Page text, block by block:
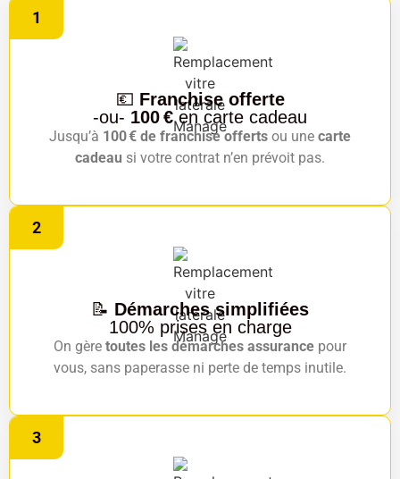
1
💶 Franchise offerte
-ou- 100 €en carte cadeau
Jusqu’à 100 € de franchise offerts ou une carte
cadeau si votre contrat n’en prévoit pas.
2
📝 Démarches simplifiées
100% prises en charge
On gère toutes les démarches assurance pour
vous, sans paperasse ni perte de temps inutile.
3